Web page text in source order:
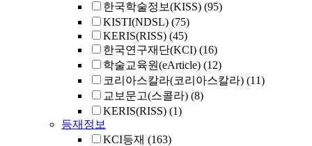
한국학술정보(KISS) (95)
KISTI(NDSL) (75)
KERIS(RISS) (45)
한국연구재단(KCI) (16)
학술교육원(eArticle) (12)
코리아스칼라(코리아스칼라) (11)
교보문고(스콜라) (8)
KERIS(RISS) (1)
등재정보
KCI등재 (163)